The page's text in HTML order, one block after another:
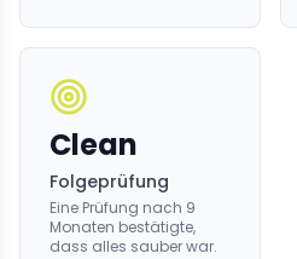
Clean
Folgeprüfung
Eine Prüfung nach 9
Monaten bestätigte,
dass alles sauber war.